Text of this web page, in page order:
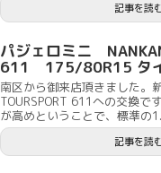
記事を読
パジェロミニ
611 175/80R15 タ
南区から御来店頂きました。
TOURSPORT 611への交換で
が高めということで、標準の
記事を読